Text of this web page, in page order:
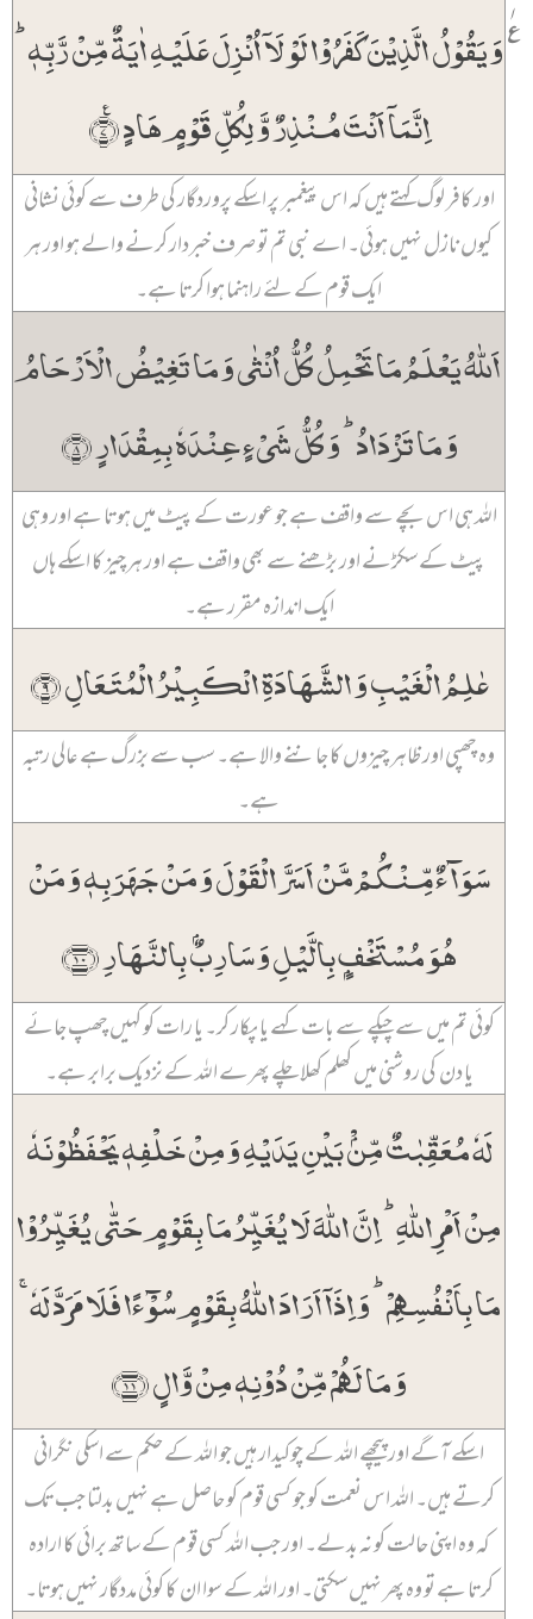
وَ یَقُوۡلُ الَّذِیۡنَ کَفَرُوۡا لَوۡ لَاۤ اُنۡزِلَ عَلَیۡہِ اٰیَۃٌ مِّنۡ رَّبِّہٖ ؕ
اِنَّمَاۤ اَنۡتَ مُنۡذِرٌ وَّ لِکُلِّ قَوۡمٍ ہَادٍ ٪﴿۷﴾
٪۱
اور کافر لوگ کہتے ہیں کہ اس پیغمبر پر اسکے پروردگار کی طرف سے کوئی نشانی
کیوں نازل نہیں ہوئی۔ اے نبی تم تو صرف خبردار کرنے والے ہو اور ہر
ایک قوم کے لئے راہنما ہوا کرتا ہے۔
اَللّٰہُ یَعۡلَمُ مَا تَحۡمِلُ کُلُّ اُنۡثٰی وَ مَا تَغِیۡضُ الۡاَرۡحَامُ
وَ مَا تَزۡدَادُ ؕ وَ کُلُّ شَیۡءٍ عِنۡدَہٗ بِمِقۡدَارٍ ﴿۸﴾
اللہ ہی اس بچے سے واقف ہے جو عورت کے پیٹ میں ہوتا ہے اور وہی
پیٹ کے سکڑنے اور بڑھنے سے بھی واقف ہے اور ہرچیز کا اسکے ہاں
ایک اندازہ مقرر ہے۔
عٰلِمُ الۡغَیۡبِ وَ الشَّہَادَۃِ الۡکَبِیۡرُ الۡمُتَعَالِ ﴿۹﴾
وہ چھپی اور ظاہر چیزوں کا جاننے والا ہے۔ سب سے بزرگ ہے عالی رتبہ
ہے۔
سَوَآءٌ مِّنۡکُمۡ مَّنۡ اَسَرَّ الۡقَوۡلَ وَ مَنۡ جَہَرَ بِہٖ وَ مَنۡ
ہُوَ مُسۡتَخۡفٍۭ بِالَّیۡلِ وَ سَارِبٌۢ بِالنَّہَارِ ﴿۱۰﴾
کوئی تم میں سے چپکے سے بات کہے یا پکار کر۔ یا رات کو کہیں چھپ جائے
یا دن کی روشنی میں کھلم کھلا چلے پھرے اللہ کے نزدیک برابر ہے۔
لَہٗ مُعَقِّبٰتٌ مِّنۡۢ بَیۡنِ یَدَیۡہِ وَ مِنۡ خَلۡفِہٖ یَحۡفَظُوۡنَہٗ
مِنۡ اَمۡرِ اللّٰہِ ؕ اِنَّ اللّٰہَ لَا یُغَیِّرُ مَا بِقَوۡمٍ حَتّٰی یُغَیِّرُوۡا
مَا بِاَنۡفُسِہِمۡ ؕ وَ اِذَاۤ اَرَادَ اللّٰہُ بِقَوۡمٍ سُوۡٓءًا فَلَا مَرَدَّ لَہٗ ۚ
وَ مَا لَہُمۡ مِّنۡ دُوۡنِہٖ مِنۡ وَّالٍ ﴿۱۱﴾
اسکے آگے اور پیچھے اللہ کے چوکیدار ہیں جو اللہ کے حکم سے اسکی نگرانی
کرتے ہیں۔ اللہ اس نعمت کو جو کسی قوم کو حاصل ہے نہیں بدلتا جب تک
کہ وہ اپنی حالت کو نہ بدلے۔ اور جب اللہ کسی قوم کے ساتھ برائی کا ارادہ
کرتا ہے تو وہ پھر نہیں سکتی۔ اور اللہ کے سوا ان کا کوئی مددگار نہیں ہوتا۔